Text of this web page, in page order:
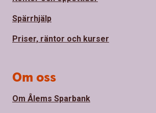
Spärrhjälp
Priser, räntor och kurser
Om oss
Om Ålems Sparbank